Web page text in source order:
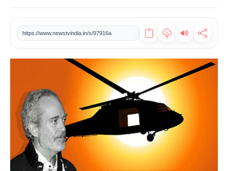
कारोबार
https://www.newstvindia.in/s/97916a